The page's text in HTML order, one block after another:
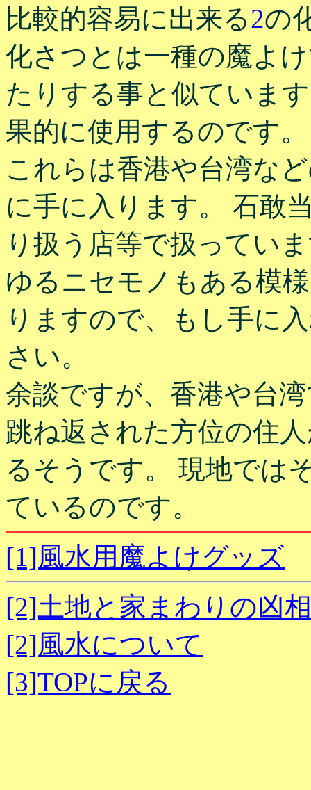
比較的容易に出来る2の
化さつとは一種の魔よ
たりする事と似ていま
果的に使用するのです。
これらは香港や台湾な
に手に入ります。 石敢
り扱う店等で扱ってい
ゆるニセモノもある模
りますので、もし手に
さい。
余談ですが、香港や台
跳ね返された方位の住
るそうです。 現地では
ているのです。
[1]風水用魔よけグッズ
[2]土地と家まわりの凶
[2]風水について
[3]TOPに戻る